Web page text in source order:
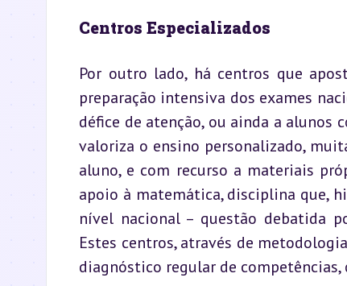
Centros Especializados
Por outro lado, há centros que
preparação intensiva dos exames
défice de atenção, ou ainda a alunos
valoriza o ensino personalizado,
aluno, e com recurso a materiais
apoio à matemática, disciplina que,
nível nacional – questão debatida
Estes centros, através de
diagnóstico regular de